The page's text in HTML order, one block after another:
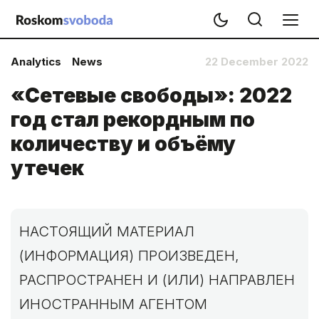
Analytics News 22 December 2022
«Сетевые свободы»: 2022
год стал рекордным по
количеству и объёму
утечек
НАСТОЯЩИЙ МАТЕРИАЛ
(ИНФОРМАЦИЯ) ПРОИЗВЕДЕН,
РАСПРОСТРАНЕН И (ИЛИ) НАПРАВЛЕН
ИНОСТРАННЫМ АГЕНТОМ